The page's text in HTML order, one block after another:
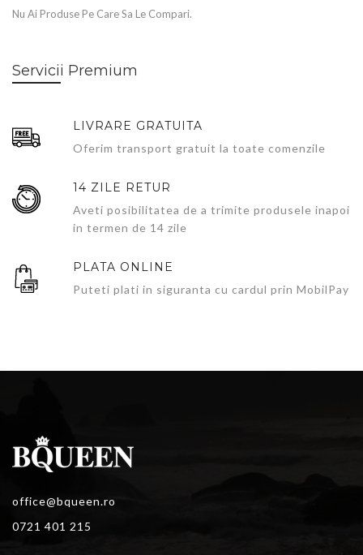
Nu Ai Produse Pe Care Sa Le Compari.
Servicii Premium
LIVRARE GRATUITA
Oferim transport gratuit la toate comenzile
14 ZILE RETUR
Aveti posibilitatea de a trimite produsele inapoi
in termen de 14 zile
PLATA ONLINE
Puteti plati in siguranta cu cardul prin MobilPay
office@bqueen.ro
0721 401 215